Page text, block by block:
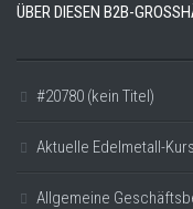
ÜBER DIESEN B2B-
#20780 (kein Titel)
Aktuelle Edelmetall-
Allgemeine